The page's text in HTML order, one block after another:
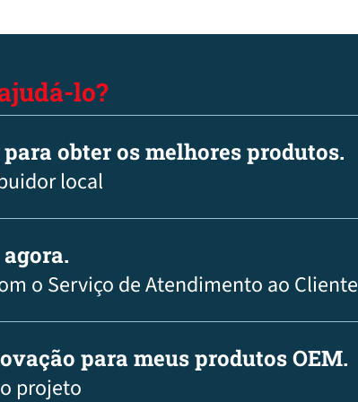
lo?
obter os melhores produtos.
local
o Serviço de Atendimento ao Cliente
para meus produtos OEM.
projeto